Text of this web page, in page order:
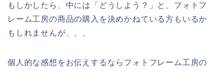
もしかしたら、中には「どうしよう？」と、フォトフ
レーム工房の商品の購入を決めかねている方もいるか
もしれませんが、、、
個人的な感想をお伝えするならフォトフレーム工房の